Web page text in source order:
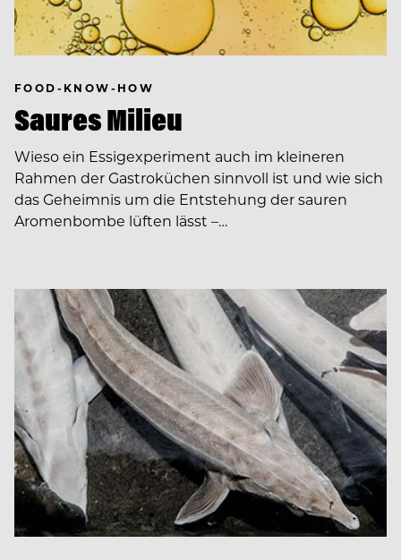
FOOD-KNOW-HOW
Saures Milieu
Wieso ein Essigexperiment auch im kleineren
Rahmen der Gastroküchen sinnvoll ist und wie sich
das Geheimnis um die Entstehung der sauren
Aromenbombe lüften lässt –…